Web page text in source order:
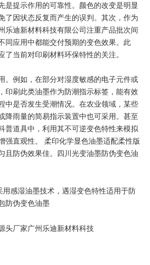
是提示作用的可靠性。颜色的改变是明显
了因状态反复而产生的误判。其次，作为
乐迪新材料科技有限公司注重产品批次间
同应用中都能交付预期的变色效果。此
了当前对印刷材料环保特性的关注。
。例如，在部分对湿度敏感的电子元件或
印刷此类油墨作为防潮指示标签，能有效
中是否发生受潮情况。在农业领域，某些
降雨量的简易指示装置中也可采用。甚至
普道具中，利用其不可逆变色特性来模拟
强直观性。 柔印化学显色油墨适配柔性版
且防伪效果佳。四川光变油墨防伪变色油
用感湿油墨技术，遇湿变色特性适用于防
防伪变色油墨
头厂家广州乐迪新材料科技